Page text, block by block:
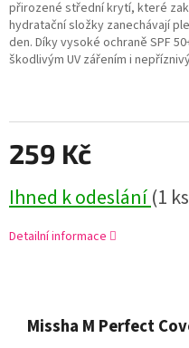
259 Kč
Ihned k odeslání(1
přirozené střední krytí, které
hydratační složky zanechávají
den. Díky vysoké ochraně SPF
škodlivým UV zářením i
Detailní informace
Missha M Perfect